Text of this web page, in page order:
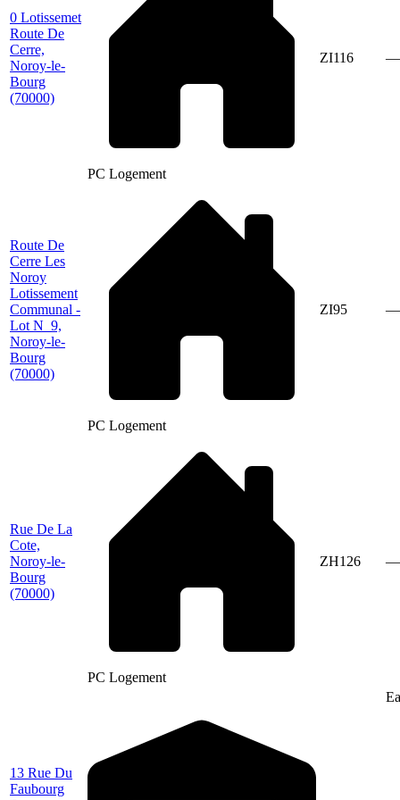
0 Lotissemet
Route De
Cerre,
Noroy-le-
Bourg
(70000)
PC Logement
ZI116 —
Route De
Cerre Les
Noroy
Lotissement
Communal -
Lot N_9,
Noroy-le-
Bourg
(70000)
PC Logement
ZI95 —
Rue De La
Cote,
Noroy-le-
Bourg
(70000)
PC Logement
ZH126 —
13 Rue Du
Faubourg